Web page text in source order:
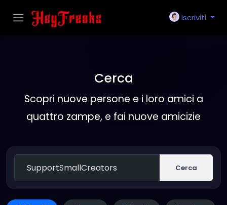
Iscriviti
Cerca
Scopri nuove persone e i loro amici a
quattro zampe, e fai nuove amicizie
Cerca